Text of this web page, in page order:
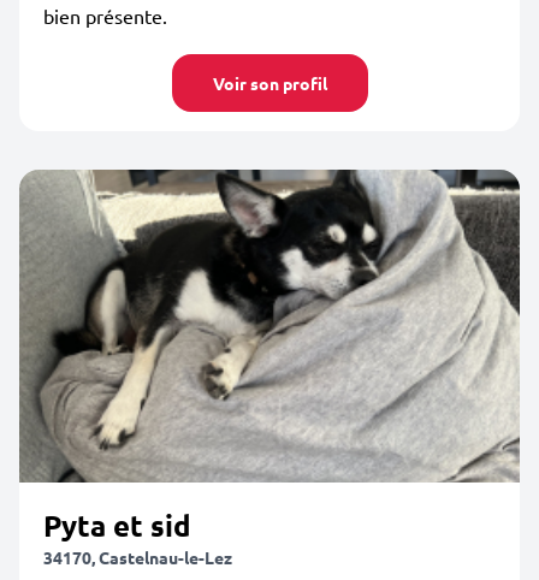
bien présente.
Voir son profil
Pyta et sid
34170, Castelnau-le-Lez